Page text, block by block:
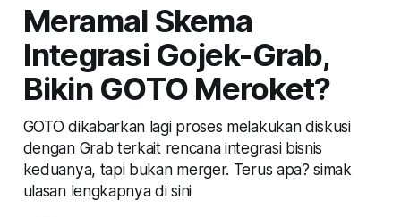
Meramal Skema
Integrasi Gojek-Grab,
Bikin GOTO Meroket?
GOTO dikabarkan lagi proses melakukan diskusi
dengan Grab terkait rencana integrasi bisnis
keduanya, tapi bukan merger. Terus apa? simak
ulasan lengkapnya di sini